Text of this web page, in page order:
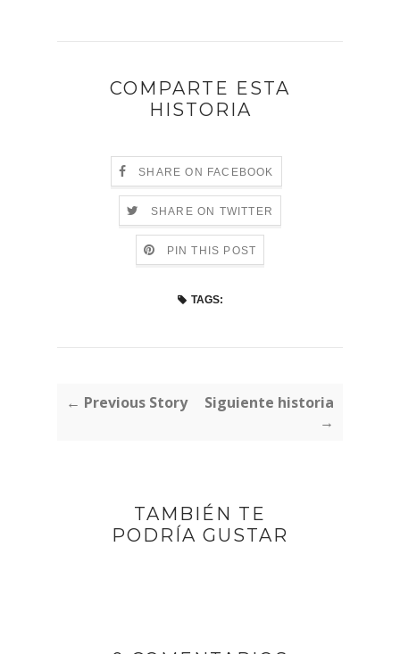
COMPARTE ESTA
HISTORIA
SHARE ON FACEBOOK
SHARE ON TWITTER
PIN THIS POST
TAGS:
← Previous Story
Siguiente historia
→
TAMBIÉN TE
PODRÍA GUSTAR